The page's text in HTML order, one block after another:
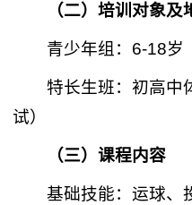
（二） 培训对象及
青少年组：6-18岁
特长生班：初高中
试）
（三）课程内容
基础技能：运球、